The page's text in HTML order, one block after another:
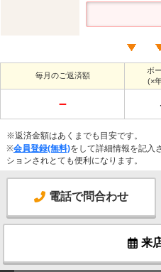
毎月のご返済額
ボ
(×
－
※返済金額はあくまでも目安です。
※会員登録(無料)をして詳細情報を記入
ションされとても便利になります。
電話で問合わせ
来